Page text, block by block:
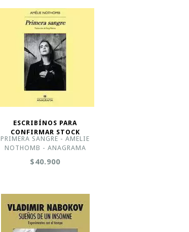
ESCRIBÍNOS PARA
CONFIRMAR STOCK
PRIMERA SANGRE - AMELIE
NOTHOMB - ANAGRAMA
$40.900